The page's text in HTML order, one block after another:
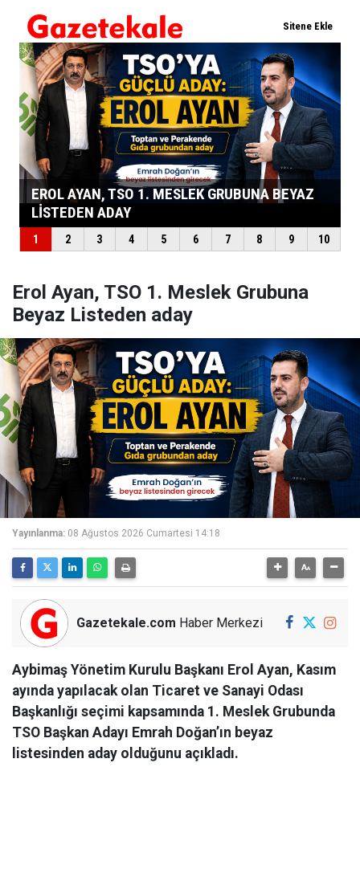
Erol Ayan, TSO 1. Meslek Grubuna
Beyaz Listeden aday
Yayınlanma: 08 Ağustos 2026 Cumartesi 14:18
Gazetekale.com Haber Merkezi
Aybimaş Yönetim Kurulu Başkanı Erol Ayan, Kasım
ayında yapılacak olan Ticaret ve Sanayi Odası
Başkanlığı seçimi kapsamında 1. Meslek Grubunda
TSO Başkan Adayı Emrah Doğan’ın beyaz
listesinden aday olduğunu açıkladı.